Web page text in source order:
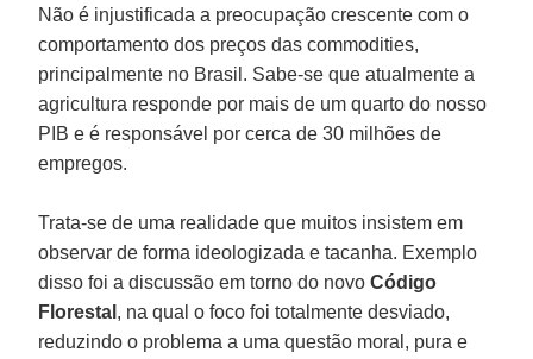
Não é injustificada a preocupação crescente com o
comportamento dos preços das commodities,
principalmente no Brasil. Sabe-se que atualmente a
agricultura responde por mais de um quarto do nosso
PIB e é responsável por cerca de 30 milhões de
empregos.
Trata-se de uma realidade que muitos insistem em
observar de forma ideologizada e tacanha. Exemplo
disso foi a discussão em torno do novoCódigo
Florestal , na qual o foco foi totalmente desviado,
reduzindo o problema a uma questão moral, pura e